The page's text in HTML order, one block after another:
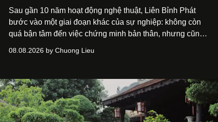
Sau gần 10 năm hoạt động nghệ thuật, Liên Bỉnh Phát
bước vào một giai đoạn khác của sự nghiệp: không còn
quá bận tâm đến việc chứng minh bản thân, nhưng cũng
bằng một tâm thế điềm tĩnh hơn. Anh tiếp tục học hỏi, trau
dồi và chờ đợi những vai diễn đủ sức đưa mình đến
những vùng đất mới. Ở tuổi ngoài 30, điều anh theo đuổi
không phải những đích đến quá lớn, mà là khả năng luôn
08.08.2026 by Chuong Lieu